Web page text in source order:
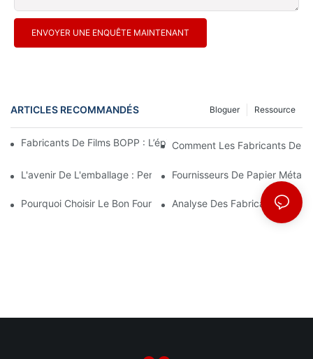
ENVOYER UNE ENQUÊTE MAINTENANT
ARTICLES RECOMMANDÉS Ressource
Bloguer
Fabricants De Films BOPP : L’épine Dorsale De L’emballage
Comment Les Fabricants De
L'avenir De L'emballage : Perspectives Des Principaux
Fournisseurs De Papier
Pourquoi Choisir Le Bon Fournisseur De Film BOPP Est
Analyse Des Fabricants De